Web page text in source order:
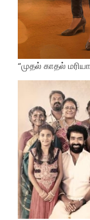
“முதல் காதல்